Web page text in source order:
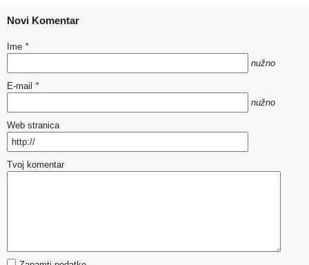
Novi Komentar
Ime *
nužno
E-mail *
nužno
Web stranica
Tvoj komentar